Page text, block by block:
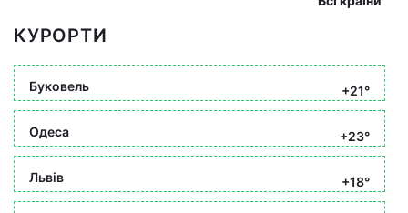
КУРОРТИ
Буковель +21°
Одеса +23°
Львів +18°